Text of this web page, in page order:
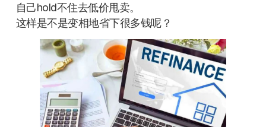
自己hold不住去低价甩卖。
这样是不是变相地省下很多钱呢？